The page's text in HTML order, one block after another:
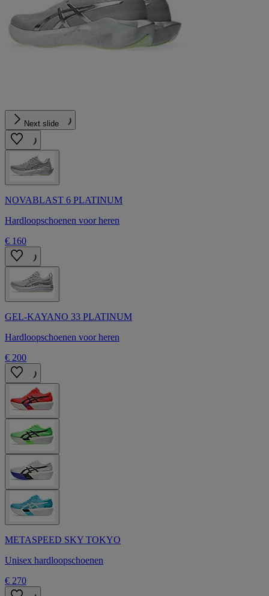
Next slide
NOVABLAST 6 PLATINUM
Hardloopschoenen voor heren
€ 160
GEL-KAYANO 33 PLATINUM
Hardloopschoenen voor heren
€ 200
METASPEED SKY TOKYO
Unisex hardloopschoenen
€ 270